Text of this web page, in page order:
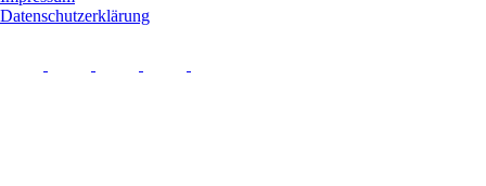
Datenschutzerklärung